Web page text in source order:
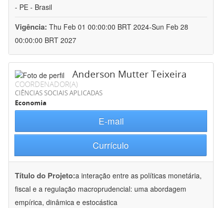
- PE - Brasil
Vigência: Thu Feb 01 00:00:00 BRT 2024-Sun Feb 28
00:00:00 BRT 2027
Anderson Mutter Teixeira
COORDENADOR(A)
CIÊNCIAS SOCIAIS APLICADAS
Economia
E-mail
Currículo
Título do Projeto:a interação entre as políticas monetária,
fiscal e a regulação macroprudencial: uma abordagem
empírica, dinâmica e estocástica